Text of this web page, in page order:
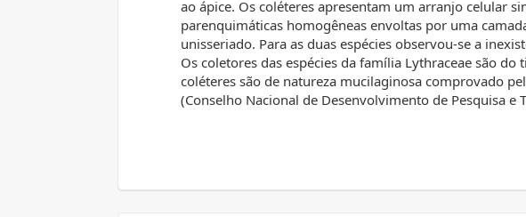
ao ápice. Os coléteres apresentam um arranjo celular
parenquimáticas homogêneas envoltas por uma
unisseriado. Para as duas espécies observou-se a
Os coletores das espécies da família Lythraceae são do
coléteres são de natureza mucilaginosa comprovado
(Conselho Nacional de Desenvolvimento de Pesquisa e